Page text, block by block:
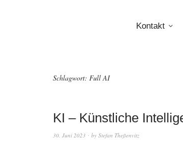
Kontakt
Schlagwort: Full AI
KI – Künstliche
30. Juni 2023 by Stefan Theßenvitz